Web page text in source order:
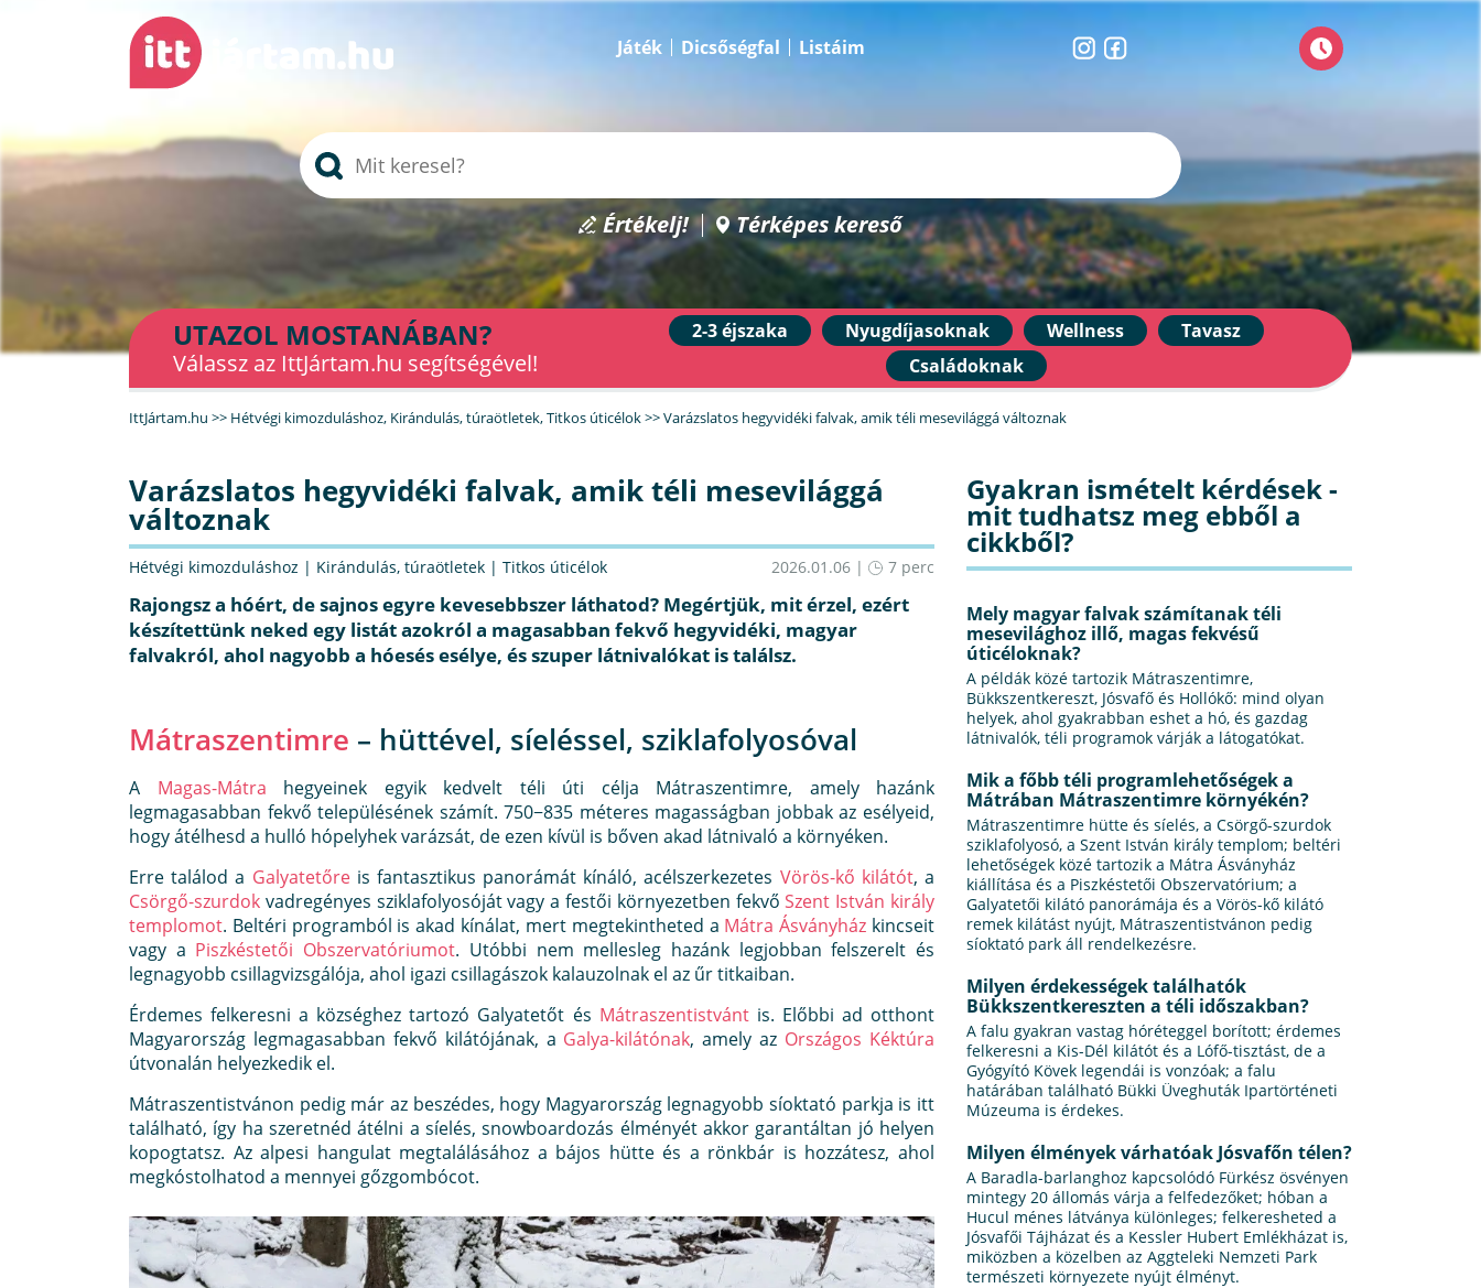
Játék Dicsőségfal Listáim
Értékelj! Térképes kereső
UTAZOL MOSTANÁBAN?
Válassz az IttJártam.hu segítségével!
2-3 éjszaka Nyugdíjasoknak Wellness
Tavasz
Családoknak
IttJártam.hu >> Hétvégi kimozduláshoz, Kirándulás, túraötletek,Titkos úticélok>>Varázslatos hegyvidéki falvak, amik téli mesevilággá változnak
Varázslatos hegyvidéki falvak, amik téli mesevilággá
változnak
Hétvégi kimozduláshoz | Kirándulás, túraötletek | Titkos úticélok 2026.01.06 | 7 perc
Rajongsz a hóért, de sajnos egyre kevesebbszer láthatod? Megértjük, mit érzel, ezért
készítettünk neked egy listát azokról a magasabban fekvő hegyvidéki, magyar
falvakról, ahol nagyobb a hóesés esélye, és szuper látnivalókat is találsz.
Mátraszentimre – hüttével, síeléssel, sziklafolyosóval
A Magas-Mátra hegyeinek egyik kedvelt téli úti célja Mátraszentimre, amely hazánk
legmagasabban fekvő településének számít. 750−835 méteres magasságban jobbak az esélyeid,
hogy átélhesd a hulló hópelyhek varázsát, de ezen kívül is bőven akad látnivaló a környéken.
Erre találod a Galyatetőreis fantasztikus panorámát kínáló, acélszerkezetes Vörös-kő kilátót, a
Csörgő-szurdok vadregényes sziklafolyosóját vagy a festői környezetben fekvőSzent István király
templomot. Beltéri programból is akad kínálat, mert megtekintheted a Mátra Ásványház kincseit
vagy a Piszkéstetői Obszervatóriumot. Utóbbi nem mellesleg hazánk legjobban felszerelt és
legnagyobb csillagvizsgálója, ahol igazi csillagászok kalauzolnak el az űr titkaiban.
Érdemes felkeresni a községhez tartozó Galyatetőt és Mátraszentistvántis. Előbbi ad otthont
Magyarország legmagasabban fekvő kilátójának, a Galya-kilátónak, amely az Országos Kéktúra
útvonalán helyezkedik el.
Mátraszentistvánon pedig már az beszédes, hogy Magyarország legnagyobb síoktató parkja is itt
található, így ha szeretnéd átélni a síelés, snowboardozás élményét akkor garantáltan jó helyen
kopogtatsz. Az alpesi hangulat megtalálásához a bájos hütte és a rönkbár is hozzátesz, ahol
megkóstolhatod a mennyei gőzgombócot.
Gyakran ismételt kérdések -
mit tudhatsz meg ebből a
cikkből?
Mely magyar falvak számítanak téli
mesevilághoz illő, magas fekvésű
úticéloknak?
A példák közé tartozik Mátraszentimre,
Bükkszentkereszt, Jósvafő és Hollókő: mind olyan
helyek, ahol gyakrabban eshet a hó, és gazdag
látnivalók, téli programok várják a látogatókat.
Mik a főbb téli programlehetőségek a
Mátrában Mátraszentimre környékén?
Mátraszentimre hütte és síelés, a Csörgő-szurdok
sziklafolyosó, a Szent István király templom; beltéri
lehetőségek közé tartozik a Mátra Ásványház
kiállítása és a Piszkéstetői Obszervatórium; a
Galyatetői kilátó panorámája és a Vörös-kő kilátó
remek kilátást nyújt, Mátraszentistvánon pedig
síoktató park áll rendelkezésre.
Milyen érdekességek találhatók
Bükkszentkereszten a téli időszakban?
A falu gyakran vastag hóréteggel borított; érdemes
felkeresni a Kis-Dél kilátót és a Lófő-tisztást, de a
Gyógyító Kövek legendái is vonzóak; a falu
határában található Bükki Üveghuták Ipartörténeti
Múzeuma is érdekes.
Milyen élmények várhatóak Jósvafőn télen?
A Baradla-barlanghoz kapcsolódó Fürkész ösvényen
mintegy 20 állomás várja a felfedezőket; hóban a
Hucul ménes látványa különleges; felkeresheted a
Jósvafői Tájházat és a Kessler Hubert Emlékházat is,
miközben a közelben az Aggteleki Nemzeti Park
természeti környezete nyújt élményt.